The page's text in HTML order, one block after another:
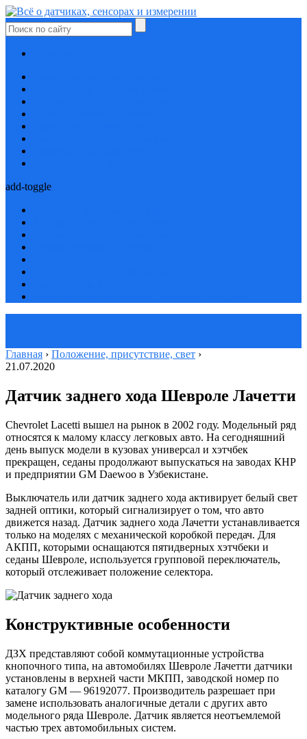
add-toggle
Главная › Положение, присутствие, свет ›
21.07.2020
Датчик заднего хода Шевроле Лачетти
Chevrolet Lacetti вышел на рынок в 2002 году. Модельный ряд
относятся к малому классу легковых авто. На сегодняшний
день выпуск модели в кузовах универсал и хэтчбек
прекращен, седаны продолжают выпускаться на заводах КНР
и предприятии GM Daewoo в Узбекистане.
Выключатель или датчик заднего хода активирует белый свет
задней оптики, который сигнализирует о том, что авто
движется назад. Датчик заднего хода Лачетти устанавливается
только на моделях с механической коробкой передач. Для
АКПП, которыми оснащаются пятидверных хэтчбеки и
седаны Шевроле, используется групповой переключатель,
который отслеживает положение селектора.
Конструктивные особенности
ДЗХ представляют собой коммутационные устройства
кнопочного типа, на автомобилях Шевроле Лачетти датчики
установлены в верхней части МКПП, заводской номер по
каталогу GM — 96192077. Производитель разрешает при
замене использовать аналогичные детали с других авто
модельного ряда Шевроле. Датчик является неотъемлемой
частью трех автомобильных систем.